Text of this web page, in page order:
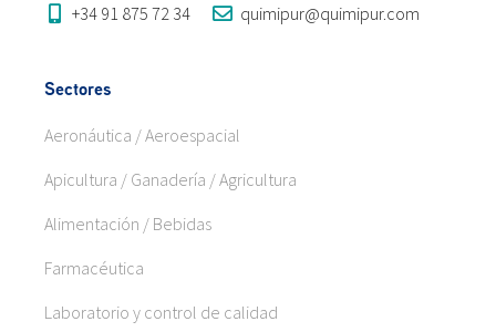
+34 91 875 72 34 quimipur@quimipur.com
Sectores
Aeronáutica / Aeroespacial
Apicultura / Ganadería / Agricultura
Alimentación / Bebidas
Farmacéutica
Laboratorio y control de calidad